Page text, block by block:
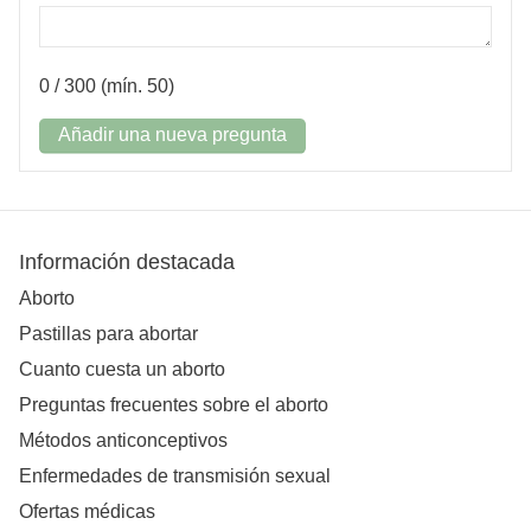
0 / 300 (mín. 50)
Añadir una nueva pregunta
Información destacada
Aborto
Pastillas para abortar
Cuanto cuesta un aborto
Preguntas frecuentes sobre el aborto
Métodos anticonceptivos
Enfermedades de transmisión sexual
Ofertas médicas